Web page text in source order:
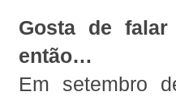
Gosta de
então…
Em setembro